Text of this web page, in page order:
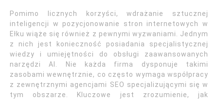
Pomimo licznych korzyści, wdrażanie sztucznej
inteligencji w pozycjonowanie stron internetowych w
Ełku wiąże się również z pewnymi wyzwaniami. Jednym
z nich jest konieczność posiadania specjalistycznej
wiedzy i umiejętności do obsługi zaawansowanych
narzędzi AI. Nie każda firma dysponuje takimi
zasobami wewnętrznie, co często wymaga współpracy
z zewnętrznymi agencjami SEO specjalizującymi się w
tym obszarze. Kluczowe jest zrozumienie, jak